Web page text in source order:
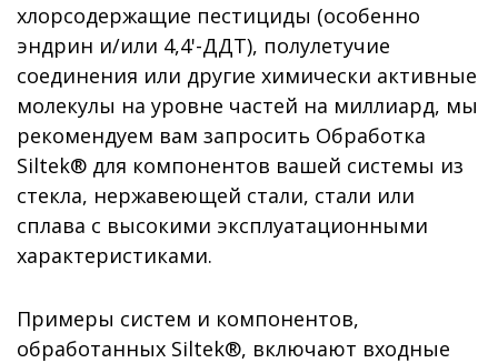
хлорсодержащие пестициды (особенно
эндрин и/или 4,4'-ДДТ), полулетучие
соединения или другие химически активные
молекулы на уровне частей на миллиард, мы
рекомендуем вам запросить Обработка
Siltek® для компонентов вашей системы из
стекла, нержавеющей стали, стали или
сплава с высокими эксплуатационными
характеристиками.
Примеры систем и компонентов,
обработанных Siltek®, включают входные